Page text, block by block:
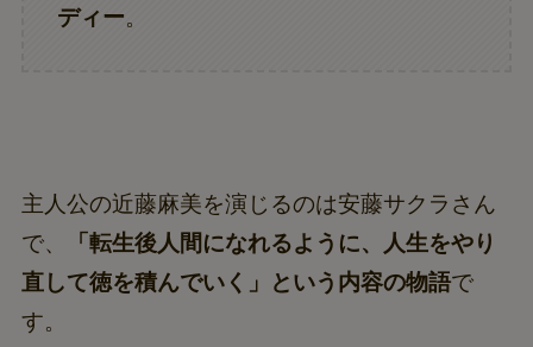
ディー。
主人公の近藤麻美を演じるのは安藤サクラさん
で、
「転生後人間になれるように、人生をやり
直して徳を積んでいく」という内容の物語で
す。